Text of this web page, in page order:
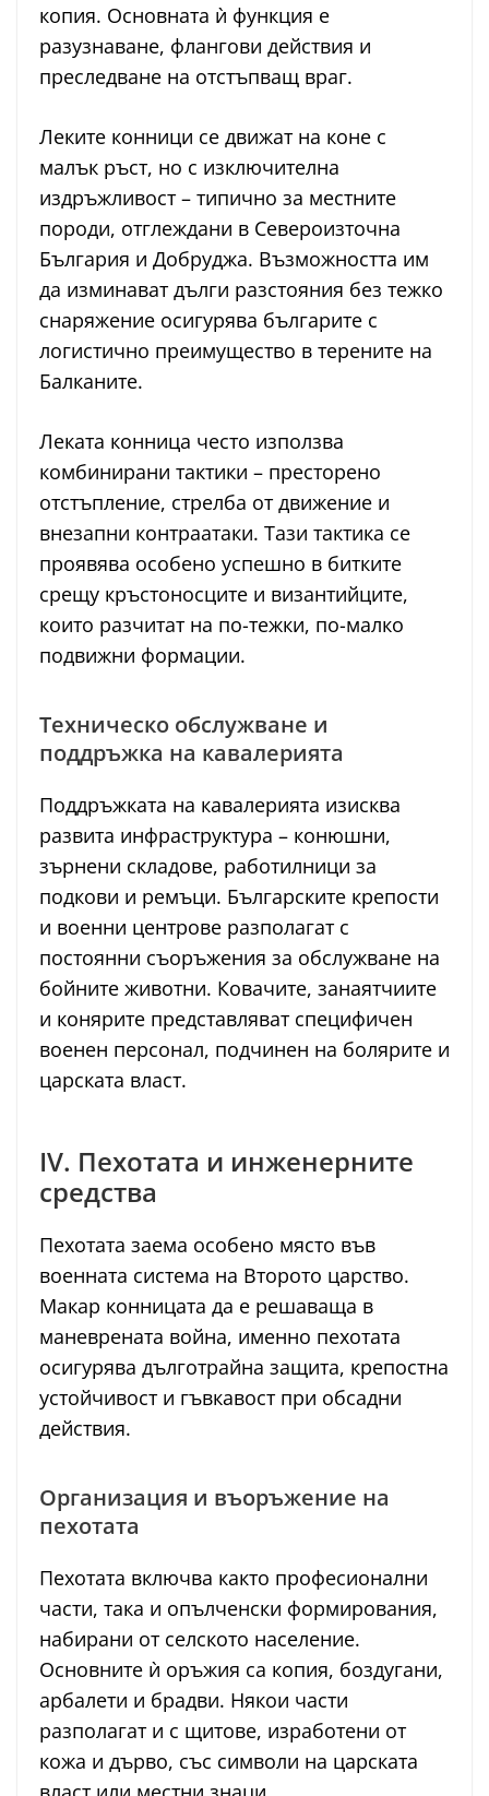
копия. Основната ѝ функция е
разузнаване, флангови действия и
преследване на отстъпващ враг.
Леките конници се движат на коне с
малък ръст, но с изключителна
издръжливост – типично за местните
породи, отглеждани в Североизточна
България и Добруджа. Възможността им
да изминават дълги разстояния без тежко
снаряжение осигурява българите с
логистично преимущество в терените на
Балканите.
Леката конница често използва
комбинирани тактики – престорено
отстъпление, стрелба от движение и
внезапни контраатаки. Тази тактика се
проявява особено успешно в битките
срещу кръстоносците и византийците,
които разчитат на по-тежки, по-малко
подвижни формации.
Техническо обслужване и
поддръжка на кавалерията
Поддръжката на кавалерията изисква
развита инфраструктура – конюшни,
зърнени складове, работилници за
подкови и ремъци. Българските крепости
и военни центрове разполагат с
постоянни съоръжения за обслужване на
бойните животни. Ковачите, занаятчиите
и конярите представляват специфичен
военен персонал, подчинен на болярите и
царската власт.
IV. Пехотата и инженерните
средства
Пехотата заема особено място във
военната система на Второто царство.
Макар конницата да е решаваща в
маневрената война, именно пехотата
осигурява дълготрайна защита, крепостна
устойчивост и гъвкавост при обсадни
действия.
Организация и въоръжение на
пехотата
Пехотата включва както професионални
части, така и опълченски формирования,
набирани от селското население.
Основните ѝ оръжия са копия, боздугани,
арбалети и брадви. Някои части
разполагат и с щитове, изработени от
кожа и дърво, със символи на царската